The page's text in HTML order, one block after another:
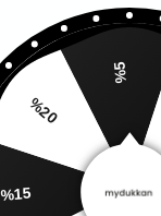
%5
%15
%20